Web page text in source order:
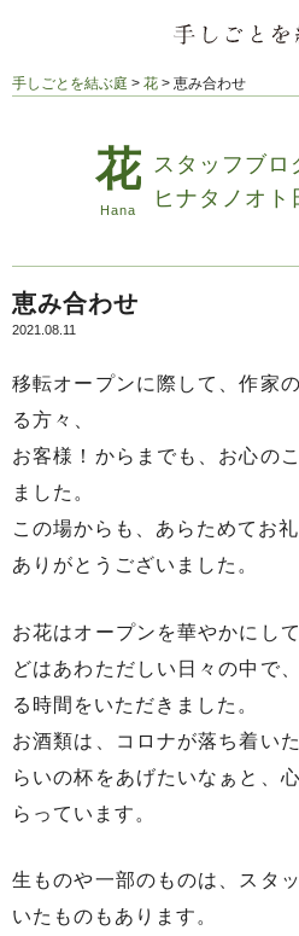
手しごとを結ぶ庭 > 花 > 恵み合わせ
スタッフブロ
ヒナタノオト
恵み合わせ
2021.08.11
移転オープンに際して、作家
る方々、
お客様！からまでも、お心の
ました。
この場からも、あらためてお
ありがとうございました。
お花はオープンを華やかにし
どはあわただしい日々の中で
る時間をいただきました。
お酒類は、コロナが落ち着い
らいの杯をあげたいなぁと、
らっています。
生ものや一部のものは、スタ
いたものもあります。